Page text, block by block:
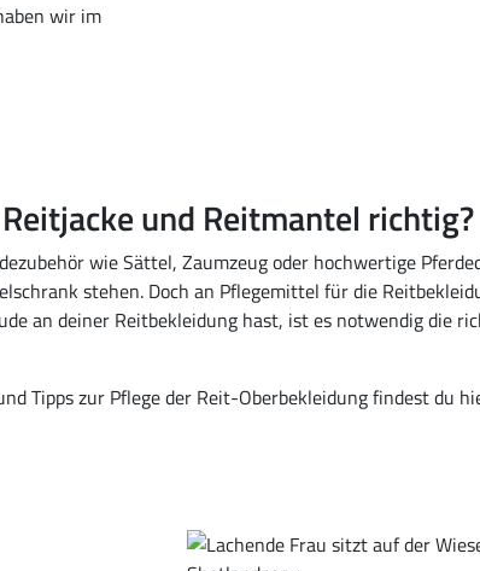
wir im
und Reitmantel richtig?
wie Sättel, Zaumzeug oder hochwertige
stehen. Doch an Pflegemittel für die
an deiner Reitbekleidung hast, ist es notwendig die
Tipps zur Pflege der Reit-Oberbekleidung findest du